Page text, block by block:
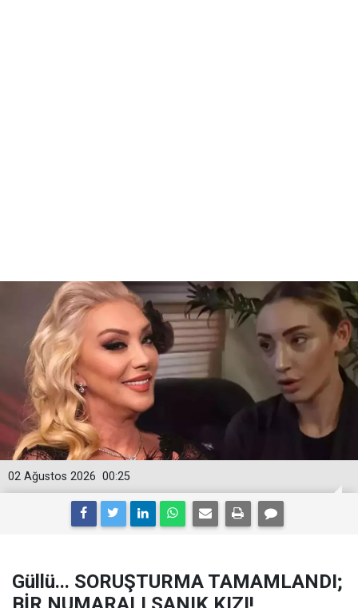
00:25
02 Ağustos 2026
Güllü... SORUŞTURMA TAMAMLANDI;